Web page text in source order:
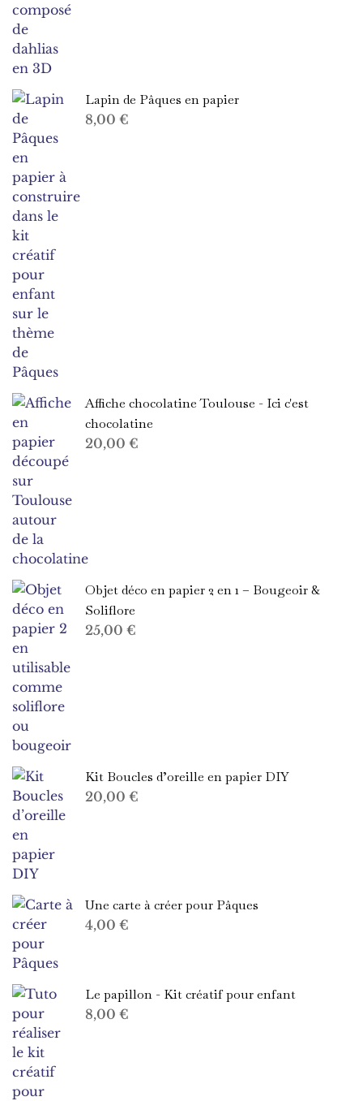
Lapin de Pâques en papier
8,00 €
Affiche chocolatine Toulouse - Ici c'est
chocolatine
20,00 €
Objet déco en papier 2 en 1 – Bougeoir &
Soliflore
25,00 €
Kit Boucles d’oreille en papier DIY
20,00 €
Une carte à créer pour Pâques
4,00 €
Le papillon - Kit créatif pour enfant
8,00 €